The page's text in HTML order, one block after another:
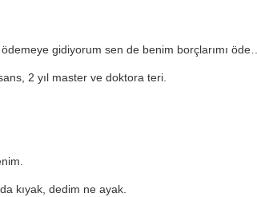
gidiyorum sen de benim borçlarımı öde…
2 yıl master ve doktora teri.
kıyak, dedim ne ayak.